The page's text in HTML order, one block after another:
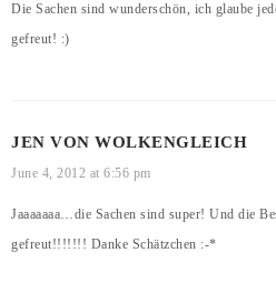
Die Sachen sind wunderschön, ich glaube
gefreut! :)
JEN VON WOLKENGLEICH
June 4, 2012 at 6:56 pm
Jaaaaaaa…die Sachen sind super! Und die
gefreut!!!!!!! Danke Schätzchen :-*